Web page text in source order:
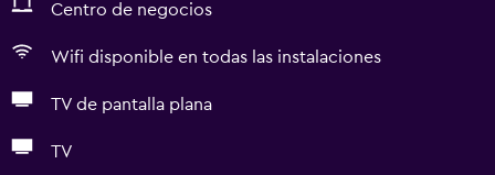
Centro de negocios
Wifi disponible en todas las instalaciones
TV de pantalla plana
TV